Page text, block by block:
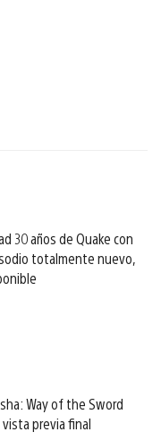
30 años de Quake con
totalmente nuevo,
Way of the Sword
vista previa final